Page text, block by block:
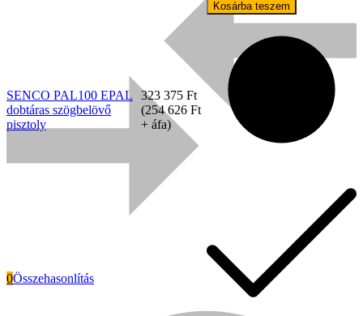
0Összehasonlítás
SENCO PAL100 EPAL
dobtáras szögbelövő
pisztoly
323 375 Ft
(254 626 Ft
+ áfa)
EPAL
szögbelövő
pisztoly
mennyiség
Kosárba teszem